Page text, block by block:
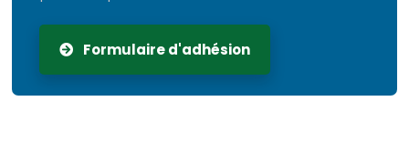
Formulaire d'adhésion